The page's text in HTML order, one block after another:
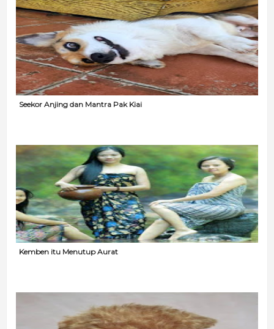
Seekor Anjing dan Mantra Pak Kiai
Kemben itu Menutup Aurat